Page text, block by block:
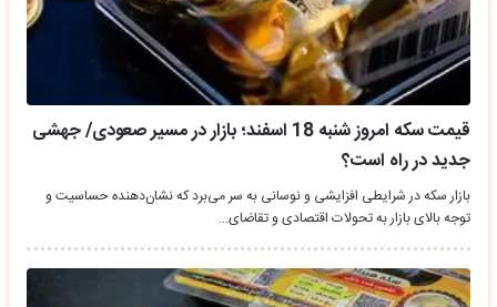
قیمت سکه امروز شنبه 18 اسفند؛ بازار در مسیر صعودی/ جهشی
جدید در راه است؟
بازار سکه در شرایطی افزایشی و نوسانی به سر می‌برد که نشان‌دهنده حساسیت و
توجه بالای بازار به تحولات اقتصادی و تقاضای…